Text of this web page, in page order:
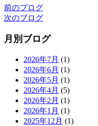
前のブログ
次のブログ
月別ブログ
2026年7月 (1)
2026年6月 (1)
2026年5月 (1)
2026年4月 (5)
2026年2月 (1)
2026年1月 (1)
2025年12月 (1)